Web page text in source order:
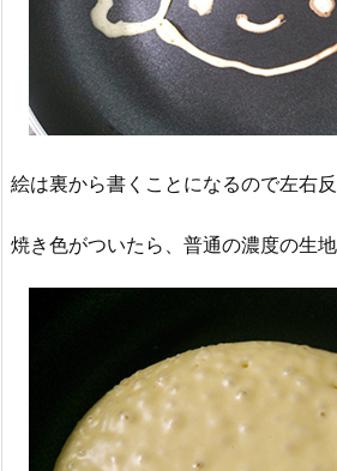
絵は裏から書くことになるので左右反
焼き色がついたら、普通の濃度の生地